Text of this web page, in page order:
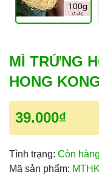
MÌ TRỨNG
HONG
39.000₫
Tình trạng: Còn hàng
Mã sản phẩm: